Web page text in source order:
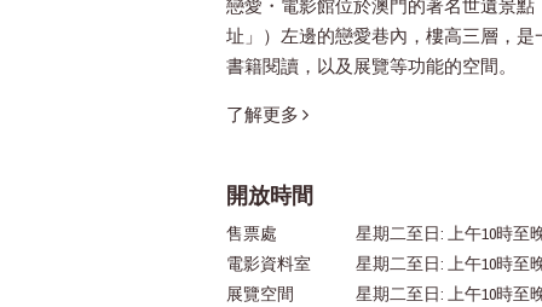
戀愛・電影館位於澳門的著名世遺景
址」）左邊的戀愛巷內，樓高三層，
書籍閱讀，以及展覽等功能的空間。
了解更多
開放時間
售票處
星期二至日: 上午10時至
電影資料室
星期二至日: 上午10時至
展覽空間
星期二至日: 上午10時至